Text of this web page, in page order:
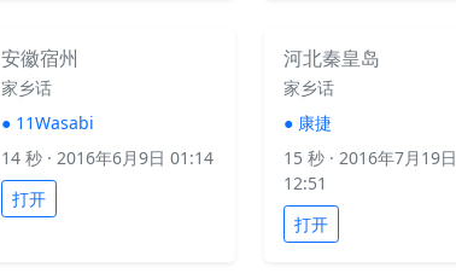
安徽宿州
家乡话
● 11Wasabi
14 秒 · 2016年6月9日 01:14
打开
河北秦皇岛
家乡话
● 康捷
15 秒 · 2016年7月19日
12:51
打开